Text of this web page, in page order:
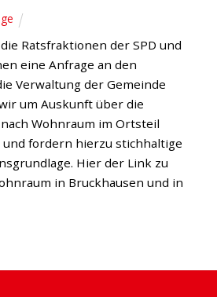
Ratsfraktionen der SPD und
eine Anfrage an den
Verwaltung der Gemeinde
um Auskunft über die
Wohnraum im Ortsteil
und fordern hierzu stichhaltige
Hier der Link zu
in Bruckhausen und in